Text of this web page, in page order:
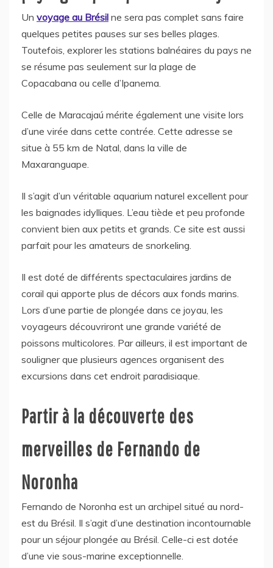
Un voyage au Brésil ne sera pas complet sans faire
quelques petites pauses sur ses belles plages.
Toutefois, explorer les stations balnéaires du pays ne
se résume pas seulement sur la plage de
Copacabana ou celle d’Ipanema.
Celle de Maracajaú mérite également une visite lors
d’une virée dans cette contrée. Cette adresse se
situe à 55 km de Natal, dans la ville de
Maxaranguape.
Il s’agit d’un véritable aquarium naturel excellent pour
les baignades idylliques. L’eau tiède et peu profonde
convient bien aux petits et grands. Ce site est aussi
parfait pour les amateurs de snorkeling.
Il est doté de différents spectaculaires jardins de
corail qui apporte plus de décors aux fonds marins.
Lors d’une partie de plongée dans ce joyau, les
voyageurs découvriront une grande variété de
poissons multicolores. Par ailleurs, il est important de
souligner que plusieurs agences organisent des
excursions dans cet endroit paradisiaque.
Partir à la découverte des
merveilles de Fernando de
Noronha
Fernando de Noronha est un archipel situé au nord-
est du Brésil. Il s’agit d’une destination incontournable
pour un séjour plongée au Brésil. Celle-ci est dotée
d’une vie sous-marine exceptionnelle.